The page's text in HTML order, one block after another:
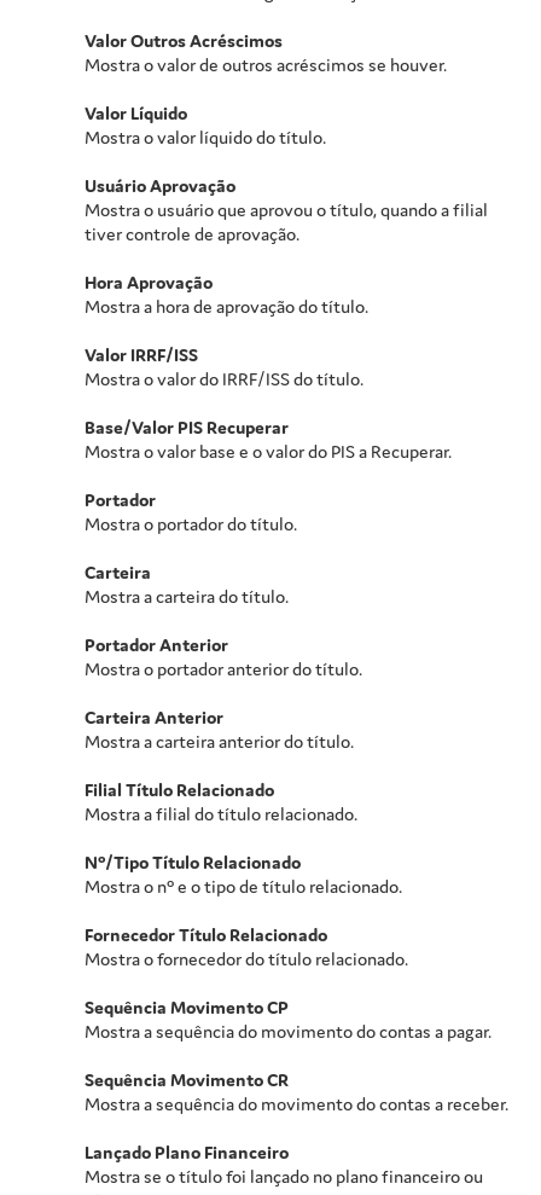
Valor Outros Acréscimos
Mostra o valor de outros acréscimos se houver.
Valor Líquido
Mostra o valor líquido do título.
Usuário Aprovação
Mostra o usuário que aprovou o título, quando a filial
tiver controle de aprovação.
Hora Aprovação
Mostra a hora de aprovação do título.
Valor IRRF/ISS
Mostra o valor do IRRF/ISS do título.
Base/Valor PIS Recuperar
Mostra o valor base e o valor do PIS a Recuperar.
Portador
Mostra o portador do título.
Carteira
Mostra a carteira do título.
Portador Anterior
Mostra o portador anterior do título.
Carteira Anterior
Mostra a carteira anterior do título.
Filial Título Relacionado
Mostra a filial do título relacionado.
Nº/Tipo Título Relacionado
Mostra o nº e o tipo de título relacionado.
Fornecedor Título Relacionado
Mostra o fornecedor do título relacionado.
Sequência Movimento CP
Mostra a sequência do movimento do contas a pagar.
Sequência Movimento CR
Mostra a sequência do movimento do contas a receber.
Lançado Plano Financeiro
Mostra se o título foi lançado no plano financeiro ou